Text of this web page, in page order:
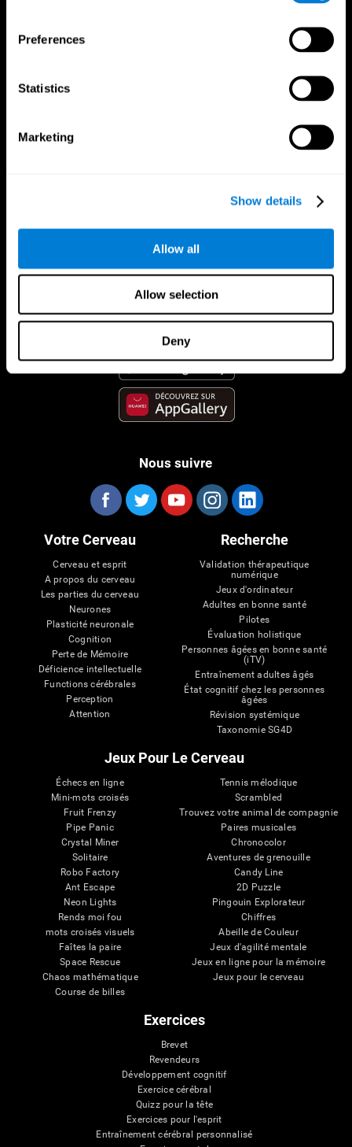
Preferences
Statistics
Marketing
Show details
Allow all
Allow selection
Deny
Nous suivre
Votre Cerveau
Cerveau et esprit
A propos du cerveau
Les parties du cerveau
Neurones
Plasticité neuronale
Cognition
Perte de Mémoire
Déficience intellectuelle
Functions cérébrales
Perception
Attention
Recherche
Validation thérapeutique
numérique
Jeux d'ordinateur
Adultes en bonne santé
Pilotes
Évaluation holistique
Personnes âgées en bonne santé
(iTV)
Entraînement adultes âgés
État cognitif chez les personnes
âgées
Révision systémique
Taxonomie SG4D
Jeux Pour Le Cerveau
Échecs en ligne
Mini-mots croisés
Fruit Frenzy
Pipe Panic
Crystal Miner
Solitaire
Robo Factory
Ant Escape
Neon Lights
Rends moi fou
mots croisés visuels
Faîtes la paire
Space Rescue
Chaos mathématique
Course de billes
Tennis mélodique
Scrambled
Trouvez votre animal de compagnie
Paires musicales
Chronocolor
Aventures de grenouille
Candy Line
2D Puzzle
Pingouin Explorateur
Chiffres
Abeille de Couleur
Jeux d'agilité mentale
Jeux en ligne pour la mémoire
Jeux pour le cerveau
Exercices
Brevet
Revendeurs
Développement cognitif
Exercice cérébral
Quizz pour la tête
Exercices pour l'esprit
Entraînement cérébral personnalisé